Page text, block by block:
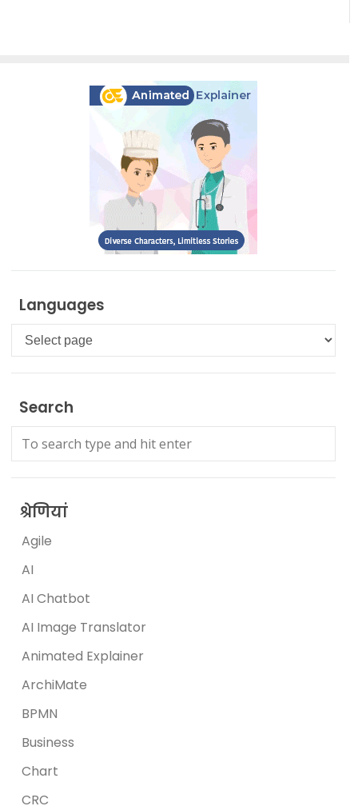
Languages
Languages
Search
श्रेणियां
Agile
AI
AI Chatbot
AI Image Translator
Animated Explainer
ArchiMate
BPMN
Business
Chart
CRC